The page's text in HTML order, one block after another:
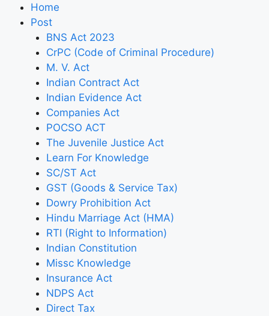
Home
Post
BNS Act 2023
CrPC (Code of Criminal Procedure)
M. V. Act
Indian Contract Act
Indian Evidence Act
Companies Act
POCSO ACT
The Juvenile Justice Act
Learn For Knowledge
SC/ST Act
GST (Goods & Service Tax)
Dowry Prohibition Act
Hindu Marriage Act (HMA)
RTI (Right to Information)
Indian Constitution
Missc Knowledge
Insurance Act
NDPS Act
Direct Tax